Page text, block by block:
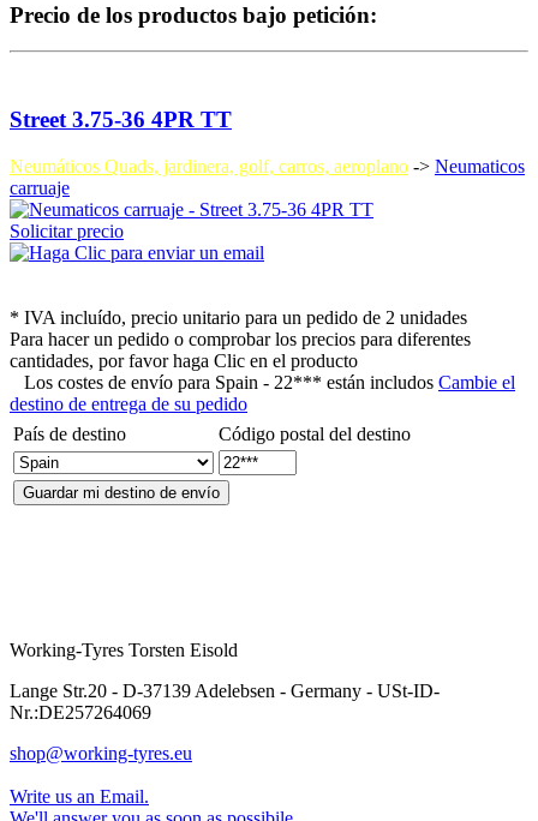
Precio de los productos bajo petición:
Street 3.75-36 4PR TT
Neumáticos Quads, jardinera, golf, carros, aeroplano -> Neumaticos
carruaje
Solicitar precio
* IVA incluído, precio unitario para un pedido de 2 unidades
Para hacer un pedido o comprobar los precios para diferentes
cantidades, por favor haga Clic en el producto
Los costes de envío para Spain - 22*** están includos Cambie el
destino de entrega de su pedido
País de destino
Código postal del destino
Working-Tyres Torsten Eisold
Lange Str.20 - D-37139 Adelebsen - Germany - USt-ID-
Nr.:DE257264069
shop@working-tyres.eu
Write us an Email.